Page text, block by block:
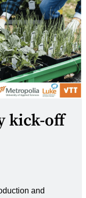
kick-off
and